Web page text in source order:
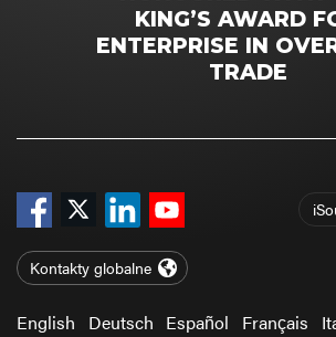
KING’S AWARD
ENTERPRISE IN
TRADE
Kontakty globalne
English Deutsch Español Français